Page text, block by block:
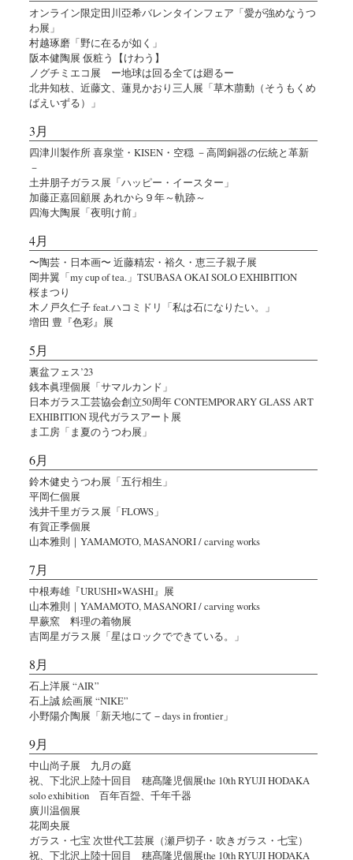
オンライン限定田川亞希バレンタインフェア「愛が強めなうつ
わ展」
村越琢磨「野に在るが如く」
阪本健陶展 仮粧う【けわう】
ノグチミエコ展 ー地球は回る全ては廻るー
北井知枝、近藤文、蓮見かおり三人展「草木萠動（そうもくめ
ばえいずる）」
3月
四津川製作所 喜泉堂・KISEN・空穏 －高岡銅器の伝統と革新
－
土井朋子ガラス展「ハッピー・イースター」
加藤正嘉回顧展 あれから９年～軌跡～
四海大陶展「夜明け前」
4月
〜陶芸・日本画〜 近藤精宏・裕久・恵三子親子展
岡井翼「my cup of tea.」TSUBASA OKAI SOLO EXHIBITION
桜まつり
木ノ戸久仁子 feat.ハコミドリ「私は石になりたい。」
増田 豊『色彩』展
5月
裏盆フェス’23
銭本眞理個展「サマルカンド」
日本ガラス工芸協会創立50周年 CONTEMPORARY GLASS ART
EXHIBITION 現代ガラスアート展
ま工房「ま夏のうつわ展」
6月
鈴木健史うつわ展「五行相生」
平岡仁個展
浅井千里ガラス展「FLOWS」
有賀正季個展
山本雅則｜YAMAMOTO, MASANORI / carving works
7月
中根寿雄『URUSHI×WASHI』展
山本雅則｜YAMAMOTO, MASANORI / carving works
早蕨窯 料理の着物展
吉岡星ガラス展「星はロックでできている。」
8月
石上洋展 “AIR”
石上誠 絵画展 “NIKE”
小野陽介陶展「新天地にて − days in frontier」
9月
中山尚子展 九月の庭
祝、下北沢上陸十回目 穂髙隆児個展the 10th RYUJI HODAKA
solo exhibition 百年百盌、千年千器
廣川温個展
花岡央展
ガラス・七宝 次世代工芸展（瀬戸切子・吹きガラス・七宝）
祝、下北沢上陸十回目 穂髙隆児個展the 10th RYUJI HODAKA